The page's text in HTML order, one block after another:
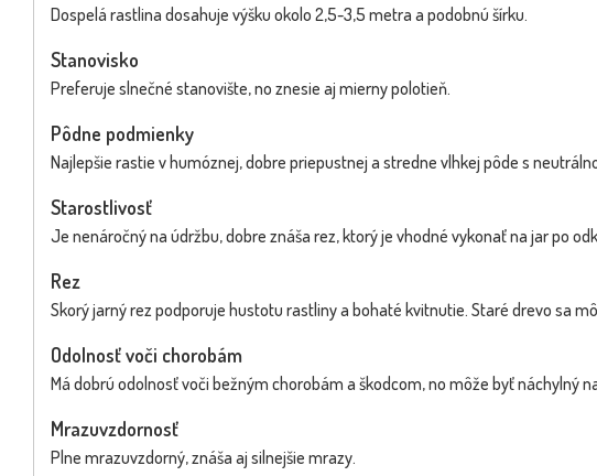
Dospelá rastlina dosahuje výšku okolo 2,5-3,5 metra a podobnú šírku.
Stanovisko
Preferuje slnečné stanovište, no znesie aj mierny polotieň.
Pôdne podmienky
Najlepšie rastie v humóznej, dobre priepustnej a stredne vlhkej pôde s
Starostlivosť
Je nenáročný na údržbu, dobre znáša rez, ktorý je vhodné vykonať na jar po
Rez
Skorý jarný rez podporuje hustotu rastliny a bohaté kvitnutie. Staré drevo sa
Odolnosť voči chorobám
Má dobrú odolnosť voči bežným chorobám a škodcom, no môže byť náchylný
Mrazuvzdornosť
Plne mrazuvzdorný, znáša aj silnejšie mrazy.